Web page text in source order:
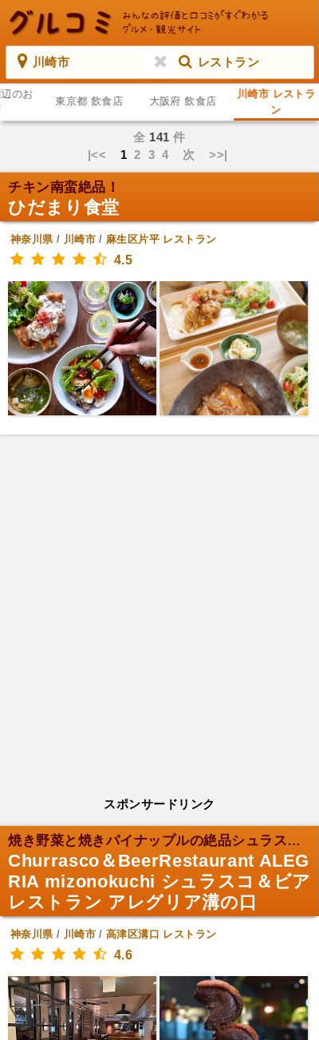
川崎市 レストラン
のお
東京都 飲食店 大阪府 飲食店
川崎市 レストラ
ン
全 141 件
|<< 12 3 4 次 >>|
チキン南蛮絶品！
ひだまり食堂
神奈川県/ 川崎市/ 麻生区片平 レストラン
4.5
スポンサードリンク
焼き野菜と焼きパイナップルの絶品シュラスコ食べ放題...
Churrasco＆BeerRestaurant ALEG
RIA mizonokuchi シュラスコ＆ビア
レストラン アレグリア溝の口
神奈川県/ 川崎市/高津区溝口 レストラン
4.6